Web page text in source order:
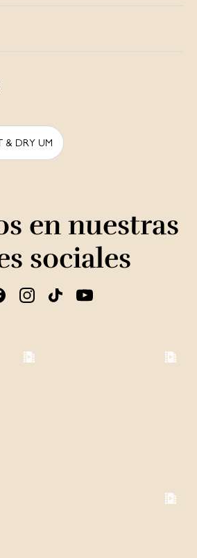
& DRY UM
en nuestras
sociales